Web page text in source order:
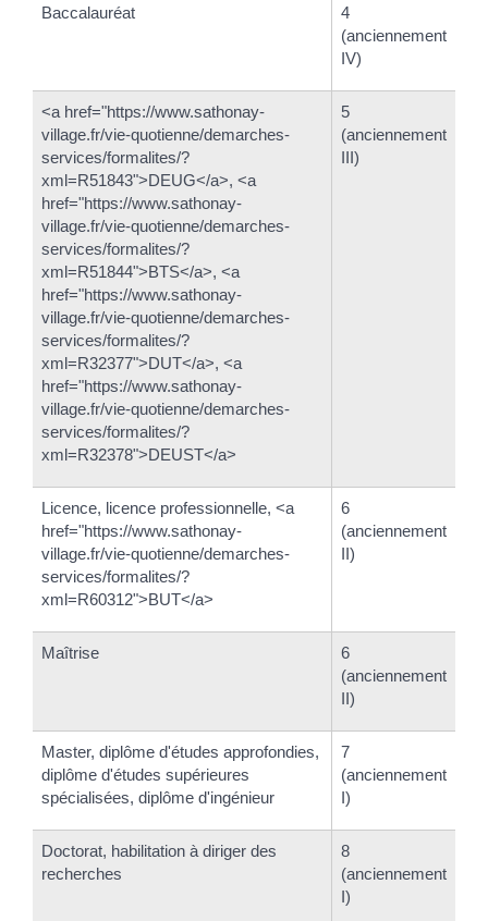
Baccalauréat
4
(anciennement
IV)
<a href="https://www.sathonay-
village.fr/vie-quotienne/demarches-
services/formalites/?
xml=R51843">DEUG</a>, <a
href="https://www.sathonay-
village.fr/vie-quotienne/demarches-
services/formalites/?
xml=R51844">BTS</a>, <a
href="https://www.sathonay-
village.fr/vie-quotienne/demarches-
services/formalites/?
xml=R32377">DUT</a>, <a
href="https://www.sathonay-
village.fr/vie-quotienne/demarches-
services/formalites/?
xml=R32378">DEUST</a>
5
(anciennement
III)
Licence, licence professionnelle, <a
href="https://www.sathonay-
village.fr/vie-quotienne/demarches-
services/formalites/?
xml=R60312">BUT</a>
6
(anciennement
II)
Maîtrise
6
(anciennement
II)
Master, diplôme d'études approfondies,
diplôme d'études supérieures
spécialisées, diplôme d'ingénieur
7
(anciennement
I)
Doctorat, habilitation à diriger des
recherches
8
(anciennement
I)